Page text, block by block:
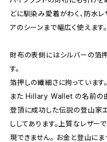
どに馴染み愛着がわく、防水
アのシーンまで幅広く使えます。
財布の表側にはシルバーの箔
す。
箔押しの繊細さに拘っています。
また Hillary Wallet の名前の
登頂に成功した伝説の登山家
ししてあります。上質なレザ
現できません。 お金と登山に